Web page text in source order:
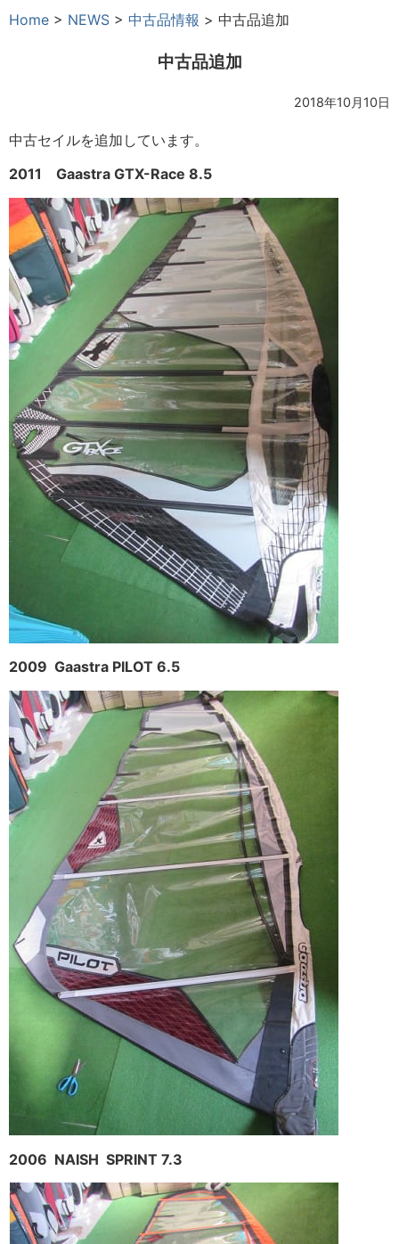
Home > NEWS > 中古品情報 > 中古品追加
中古品追加
2018年10月10日
中古セイルを追加しています。
2011 Gaastra GTX-Race 8.5
2009 Gaastra PILOT 6.5
2006 NAISH SPRINT 7.3